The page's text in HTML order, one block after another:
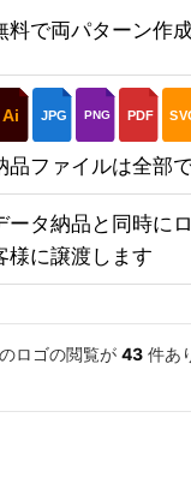
料で両パターン作
Ai JPG PNG PDF
品ファイルは全部で
ータ納品と同時に
様に譲渡します
ロゴの閲覧が 43 件あ